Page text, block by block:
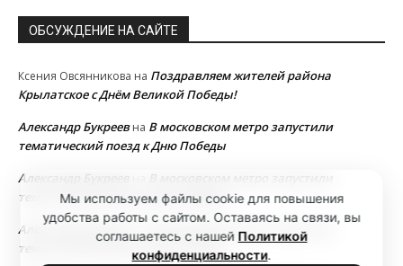
ОБСУЖДЕНИЕ НА САЙТЕ
Ксения Овсянникова на Поздравляем жителей района
Крылатское с Днём Великой Победы!
Александр Букреевна В московском метро запустили
тематический поезд к Дню Победы
Александр Букреев
В московском метро запустили
тематический поезд к Дню Победы
Александр Букреев
В московском метро запустили
тематический поезд к Дню Победы
Мы используем файлы cookie для повышения
удобства работы с сайтом. Оставаясь на связи, вы
соглашаетесь с нашей Политикой
конфиденциальности.